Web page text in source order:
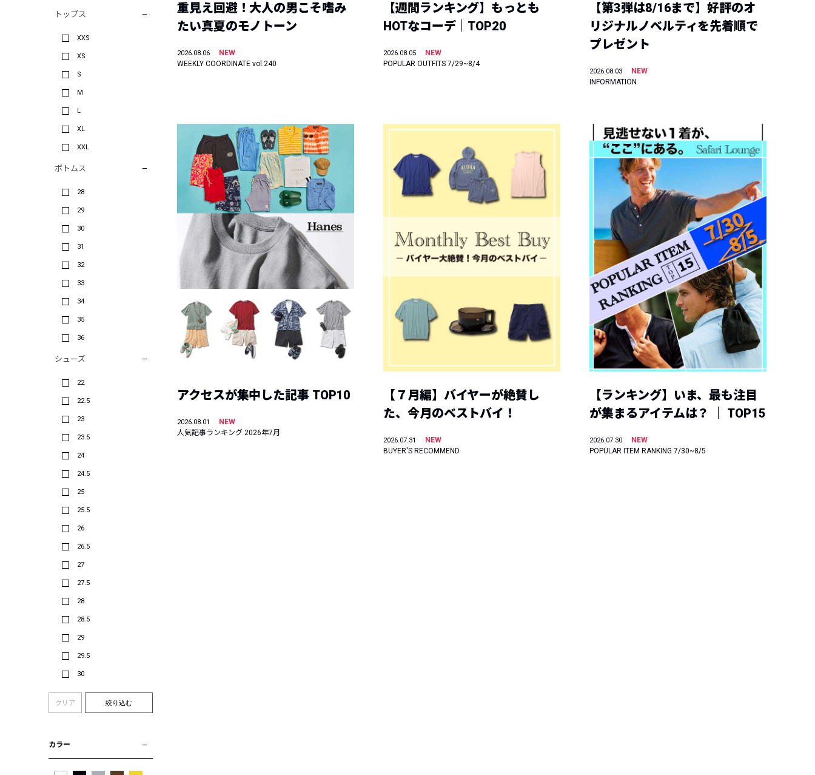
トップス
XXS
XS
S
M
L
XL
XXL
ボトムス
28
29
30
31
32
33
34
35
36
シューズ
22
22.5
23
23.5
24
24.5
25
25.5
26
26.5
27
27.5
28
28.5
29
29.5
30
クリア 絞り込む
カラー
重見え回避！大人の男こそ嗜み
たい真夏のモノトーン
2026.08.06
NEW
WEEKLY COORDINATE vol.240
【週間ランキング】もっとも
HOTなコーデ｜TOP20
2026.08.05
NEW
POPULAR OUTFITS 7/29~8/4
【第3弾は8/16まで】好評のオ
リジナルノベルティを先着順で
プレゼント
2026.08.03
NEW
INFORMATION
アクセスが集中した記事 TOP10
2026.08.01
NEW
人気記事ランキング 2026年7月
【７月編】バイヤーが絶賛し
た、今月のベストバイ！
2026.07.31
NEW
BUYER'S RECOMMEND
【ランキング】いま、最も注目
が集まるアイテムは？ ｜ TOP15
2026.07.30
NEW
POPULAR ITEM RANKING 7/30~8/5